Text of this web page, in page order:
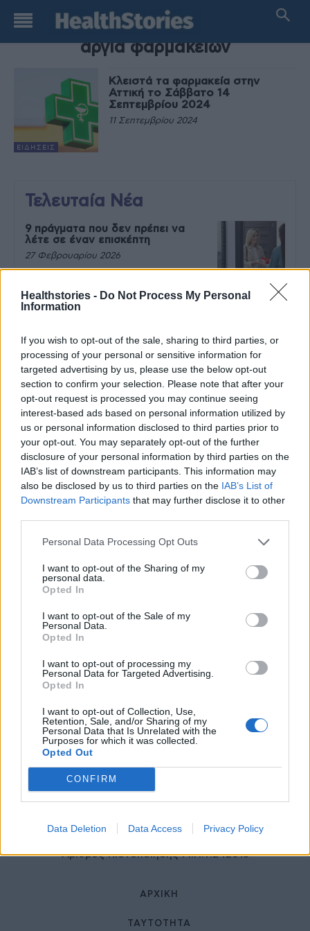
Healthstories - Do Not Process My Personal
Information
If you wish to opt-out of the sale, sharing to third parties, or
processing of your personal or sensitive information for
targeted advertising by us, please use the below opt-out
section to confirm your selection. Please note that after your
opt-out request is processed you may continue seeing
interest-based ads based on personal information utilized by
us or personal information disclosed to third parties prior to
your opt-out. You may separately opt-out of the further
disclosure of your personal information by third parties on the
IAB’s list of downstream participants. This information may
also be disclosed by us to third parties on the IAB’s List of
Downstream Participants that may further disclose it to other
Personal Data Processing Opt Outs
I want to opt-out of the Sharing of my
personal data.
Opted In
I want to opt-out of the Sale of my
Personal Data.
Opted In
I want to opt-out of processing my
Personal Data for Targeted Advertising.
Opted In
I want to opt-out of Collection, Use,
Retention, Sale, and/or Sharing of my
Personal Data that Is Unrelated with the
Purposes for which it was collected.
Opted Out
CONFIRM
Data Deletion Data Access Privacy Policy
TAG
αργία φαρμακείων
ΕΙΔΉΣΕΙΣ
Κλειστά τα φαρμακεία στην
Αττική το Σάββατο 14
Σεπτεμβρίου 2024
11 Σεπτεμβρίου 2024
Τελευταία Νέα
9 πράγματα που δεν πρέπει να
λέτε σε έναν επισκέπτη
27 Φεβρουαρίου 2026
την υποστήριξη της Be-Live
27 Φεβρουαρίου 2026
Μεταπροπονητική πείνα: Ο λόγος
που θέλεις να καταβροχθίσεις τα
πάντα μετά την άσκηση
27 Φεβρουαρίου 2026
Ωρίων – Σπάνια νοσήματα
συνδέονται με μνημεία που
27 Φεβρουαρίου 2026
Γεωργιάδης: Πολλαπλά οφέλη από
τη συνεργασία δημοσίου και
27 Φεβρουαρίου 2026
© HealthStories - All rights reserved.
Αριθμός Πιστοποίησης Μ.Η.Τ.242013
ΑΡΧΙΚΉ
ΤΑΥΤΌΤΗΤΑ